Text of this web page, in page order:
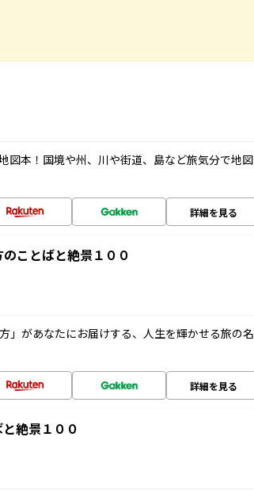
図本！国境や州、川や街道、島など旅気分で地図
詳細を見る
ことばと絶景１００
」があなたにお届けする、人生を輝かせる旅の名
詳細を見る
絶景１００